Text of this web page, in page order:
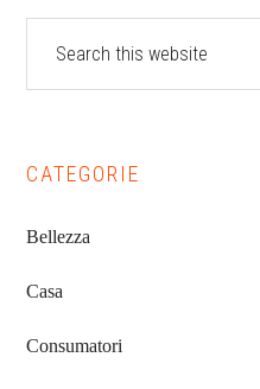
Sidebar
website
CATEGORIE
Bellezza
Casa
Consumatori